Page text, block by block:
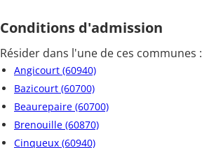
Conditions d'admission
Résider dans l'une de ces communes :
Angicourt (60940)
Bazicourt (60700)
Beaurepaire (60700)
Brenouille (60870)
Cinqueux (60940)